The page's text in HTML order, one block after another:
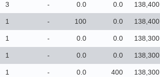
3 - 0.0 0.0 138,400
1 - 100 0.0 138,400
1 - 0.0 0.0 138,300
1 - 0.0 0.0 138,300
1 - 0.0 400 138,300